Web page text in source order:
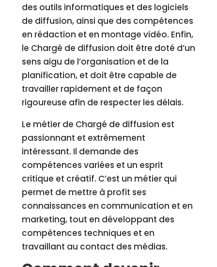
des outils informatiques et des logiciels
de diffusion, ainsi que des compétences
en rédaction et en montage vidéo. Enfin,
le Chargé de diffusion doit être doté d’un
sens aigu de l’organisation et de la
planification, et doit être capable de
travailler rapidement et de façon
rigoureuse afin de respecter les délais.
Le métier de Chargé de diffusion est
passionnant et extrêmement
intéressant. Il demande des
compétences variées et un esprit
critique et créatif. C’est un métier qui
permet de mettre à profit ses
connaissances en communication et en
marketing, tout en développant des
compétences techniques et en
travaillant au contact des médias.